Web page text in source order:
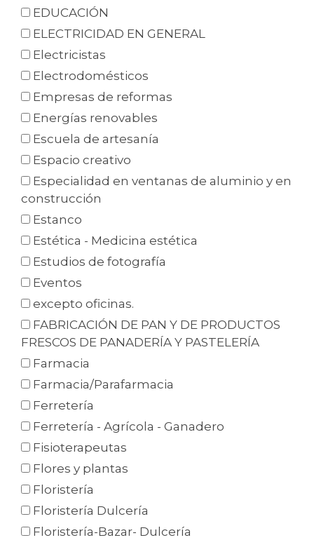
EDUCACIÓN
ELECTRICIDAD EN GENERAL
Electricistas
Electrodomésticos
Empresas de reformas
Energías renovables
Escuela de artesanía
Espacio creativo
Especialidad en ventanas de aluminio y en
construcción
Estanco
Estética - Medicina estética
Estudios de fotografía
Eventos
excepto oficinas.
FABRICACIÓN DE PAN Y DE PRODUCTOS
FRESCOS DE PANADERÍA Y PASTELERÍA
Farmacia
Farmacia/Parafarmacia
Ferretería
Ferretería - Agrícola - Ganadero
Fisioterapeutas
Flores y plantas
Floristería
Floristería Dulcería
Floristería-Bazar- Dulcería